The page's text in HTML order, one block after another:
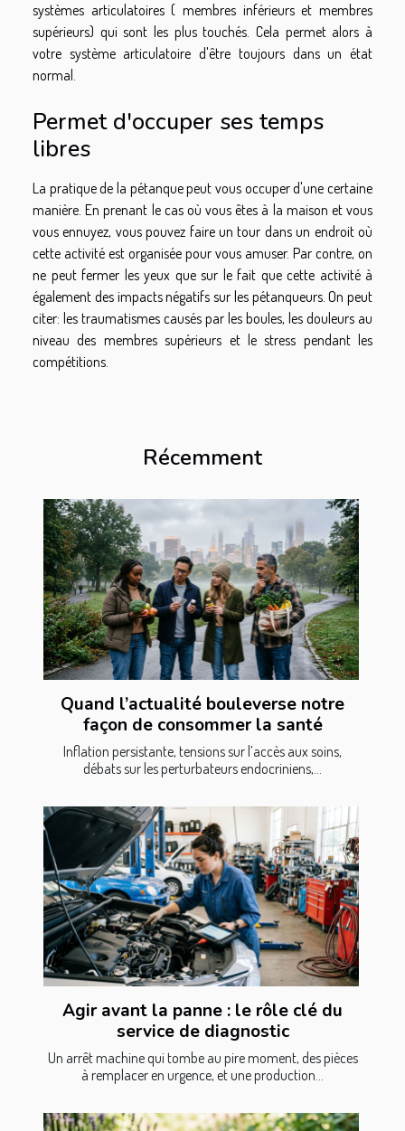
systèmes articulatoires ( membres inférieurs et membres
supérieurs) qui sont les plus touchés. Cela permet alors à
votre système articulatoire d'être toujours dans un état
normal.
Permet d'occuper ses temps
libres
La pratique de la pétanque peut vous occuper d'une certaine
manière. En prenant le cas où vous êtes à la maison et vous
vous ennuyez, vous pouvez faire un tour dans un endroit où
cette activité est organisée pour vous amuser. Par contre, on
ne peut fermer les yeux que sur le fait que cette activité à
également des impacts négatifs sur les pétanqueurs. On peut
citer: les traumatismes causés par les boules, les douleurs au
niveau des membres supérieurs et le stress pendant les
compétitions.
Récemment
Quand l’actualité bouleverse notre
façon de consommer la santé
Inflation persistante, tensions sur l’accès aux soins,
débats sur les perturbateurs endocriniens,...
Agir avant la panne : le rôle clé du
service de diagnostic
Un arrêt machine qui tombe au pire moment, des pièces
à remplacer en urgence, et une production...